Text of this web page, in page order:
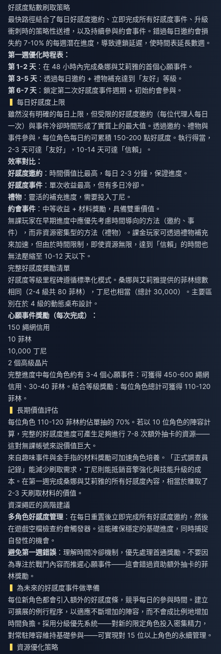
好感度點數刷取策略
最快路徑結合了每日好感度邀約、立即完成所有好感度事件、升級
衝刺時的策略性送禮，以及持續參與約會事件。錯過每日邀約會損
失約 7-10% 的每週潛在進度，導致連鎖延遲，使時間表延長數週。
第一週優化時程表：
第 1-2 天 ：在 48 小時內完成桑娜與艾莉雅的首個心願事件。
第 3-5 天 ：透過每日邀約 + 禮物補充達到「友好」等級。
第 6-7 天 ：鎖定第二次好感度事件週期 + 初始約會參與。
每日好感度上限
雖然沒有明確的每日上限，但受限的好感度邀約（每位代理人每日
一次）與事件冷卻時間形成了實質上的最大值。透過邀約、禮物與
事件參與，每位角色每日約可累積 150-200 點好感度。執行得當，
2-3 天可達「友好」，10-14 天可達「信賴」。
效率對比：
好感度邀約 ：時間價值比最高，每日 2-3 分鐘，保證進度。
好感度事件 ：單次收益最高，但有多日冷卻。
禮物 ：靈活的補充進度，需要投入丁尼。
約會事件 ：中等收益 + 材料獎勵，具備雙重價值。
無課玩家在早期進度中應優先考慮時間導向的方法（邀約、事
件），而非資源密集型的方法（禮物）。課金玩家可透過禮物補充
來加速，但由於時間限制，即使資源無限，達到「信賴」的時間也
無法壓縮至 10-12 天以下。
完整好感度獎勵清單
好感度等級里程碑遵循標準化模式。桑娜與艾莉雅提供的菲林總數
相同（2-4 級共 80 菲林），丁尼也相當（總計 30,000）。主要區
別在於 4 級的動態桌布設計。
心願事件獎勵（每次完成）：
150 繩網信用
10 菲林
10,000 丁尼
2 個高級晶片
完整進度中每位角色約有 3-4 個心願事件：可獲得 450-600 繩網
信用、30-40 菲林。結合等級獎勵：每位角色總計可獲得 110-120
菲林。
長期價值評估
每位角色 110-120 菲林約佔單抽的 70%。若以 10 位角色的陣容計
算，完整的好感度進度可產生足夠進行 7-8 次額外抽卡的資源——
這對無課帳號來說價值巨大。
來自趣味事件與金手指的材料獎勵可加速角色培養。「正式調查員
記錄」能減少刷取需求，丁尼則能抵銷音擎強化與技能升級的成
本。在第一週完成桑娜與艾莉雅的所有好感度內容，相當於賺取了
2-3 天刷取材料的價值。
資深繩匠的高階建議
多角色好感度管理 ：在每日重置後立即完成所有好感度邀約，然後
在遊戲空檔檢查約會觸發器。這能確保穩定的基礎進度，同時捕捉
自發性的機會。
避免第一週錯誤 ：理解時間冷卻機制，優先處理首通獎勵。不要因
為專注於戰鬥內容而推遲心願事件——這會錯過資助額外抽卡的菲
林獎勵。
為未來的好感度事件做準備
每位新角色都會引入額外的好感度條，競爭每日的參與時間。建立
可擴展的例行程序，以適應不斷增加的陣容，而不會成比例地增加
時間負擔。採用分級優先系統——對新的限定角色投入密集精力，
對常駐陣容維持基礎參與——可實現對 15 位以上角色的永續管理。
資源優化策略